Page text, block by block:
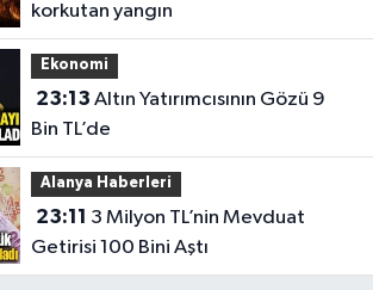
korkutan yangın
Ekonomi
23:13
Bin TL’de
Alanya Haberleri
23:11
Getirisi 100 Bini Aştı